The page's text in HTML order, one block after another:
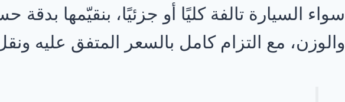
سواء السيارة تالفة كليًا أو جزئيًا، بنقيّمها بدقة
والوزن، مع التزام كامل بالسعر المتفق عليه